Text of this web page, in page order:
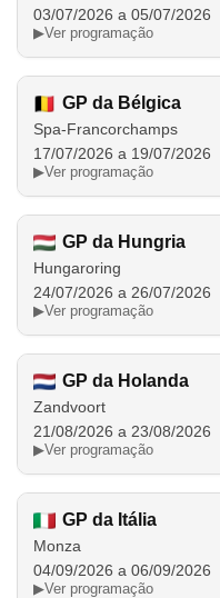
03/07/2026 a 05/07/2026
▶Ver programação
GP da Bélgica
Spa-Francorchamps
17/07/2026 a 19/07/2026
▶Ver programação
GP da Hungria
Hungaroring
24/07/2026 a 26/07/2026
▶Ver programação
GP da Holanda
Zandvoort
21/08/2026 a 23/08/2026
▶Ver programação
GP da Itália
Monza
04/09/2026 a 06/09/2026
▶Ver programação